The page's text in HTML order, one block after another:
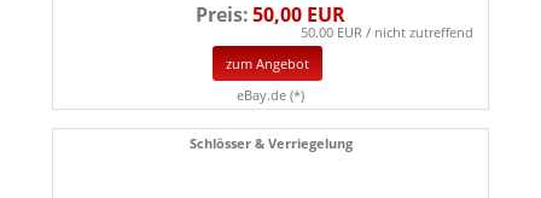
Preis:50,00 EUR
50.00 EUR / nicht zutreffend
zum Angebot
eBay.de (*)
Schlösser & Verriegelung